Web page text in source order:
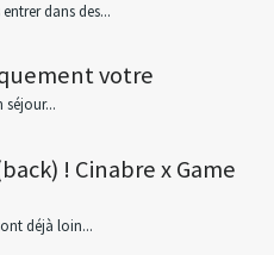
dans des...
votre
! Cinabre x Game
déjà loin...